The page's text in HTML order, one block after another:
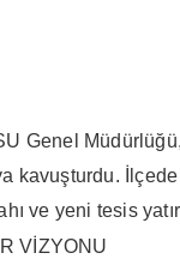
Müdürlüğü,
kavuşturdu.
ve yeni tesis
VİZYONU